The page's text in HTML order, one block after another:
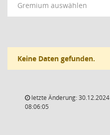
Gremium auswählen
Keine Daten gefunden.
letzte Änderung: 30.12.2024
08:06:05